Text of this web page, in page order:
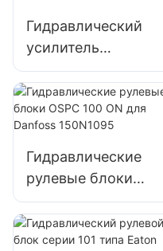
Гидравлический
усилитель
рулевого
управления серии
101S с
предохранительн
ым клапаном
Гидравлические
рулевые блоки
OSPC 100 ON для
Danfoss 150N1095